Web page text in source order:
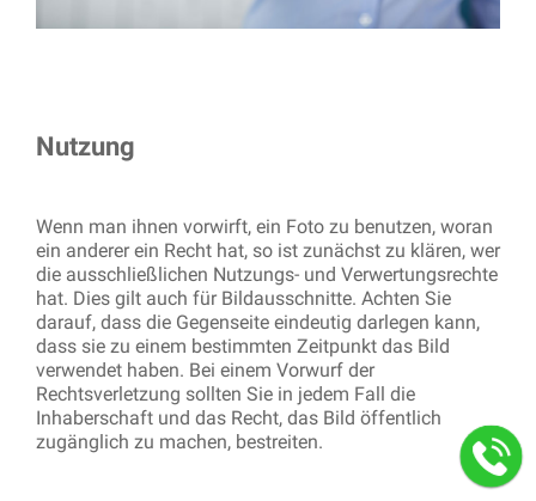
Nutzung
Wenn man ihnen vorwirft, ein Foto zu benutzen, woran
ein anderer ein Recht hat, so ist zunächst zu klären, wer
die ausschließlichen Nutzungs- und Verwertungsrechte
hat. Dies gilt auch für Bildausschnitte. Achten Sie
darauf, dass die Gegenseite eindeutig darlegen kann,
dass sie zu einem bestimmten Zeitpunkt das Bild
verwendet haben. Bei einem Vorwurf der
Rechtsverletzung sollten Sie in jedem Fall die
Inhaberschaft und das Recht, das Bild öffentlich
zugänglich zu machen, bestreiten.